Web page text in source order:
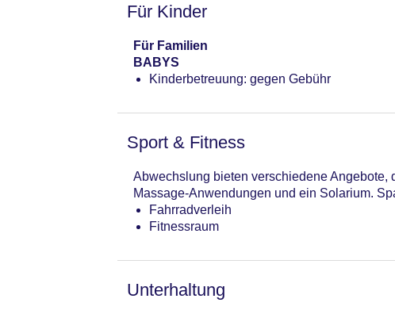
Für Kinder
Für Familien
BABYS
Kinderbetreuung: gegen Gebühr
Sport & Fitness
Abwechslung bieten verschiedene Angebote,
Massage-Anwendungen und ein Solarium.
Fahrradverleih
Fitnessraum
Unterhaltung